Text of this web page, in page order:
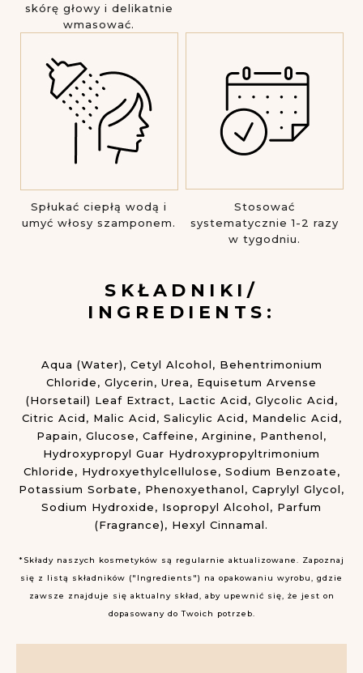
skórę głowy i delikatnie
wmasować.
Spłukać ciepłą wodą i
umyć włosy szamponem.
Stosować
systematycznie 1-2 razy
w tygodniu.
SKŁADNIKI/
INGREDIENTS:
Aqua (Water), Cetyl Alcohol, Behentrimonium
Chloride, Glycerin, Urea, Equisetum Arvense
(Horsetail) Leaf Extract, Lactic Acid, Glycolic Acid,
Citric Acid, Malic Acid, Salicylic Acid, Mandelic Acid,
Papain, Glucose, Caffeine, Arginine, Panthenol,
Hydroxypropyl Guar Hydroxypropyltrimonium
Chloride, Hydroxyethylcellulose, Sodium Benzoate,
Potassium Sorbate, Phenoxyethanol, Caprylyl Glycol,
Sodium Hydroxide, Isopropyl Alcohol, Parfum
(Fragrance), Hexyl Cinnamal.
*Składy naszych kosmetyków są regularnie aktualizowane. Zapoznaj
się z listą składników ("Ingredients") na opakowaniu wyrobu, gdzie
zawsze znajduje się aktualny skład, aby upewnić się, że jest on
dopasowany do Twoich potrzeb.